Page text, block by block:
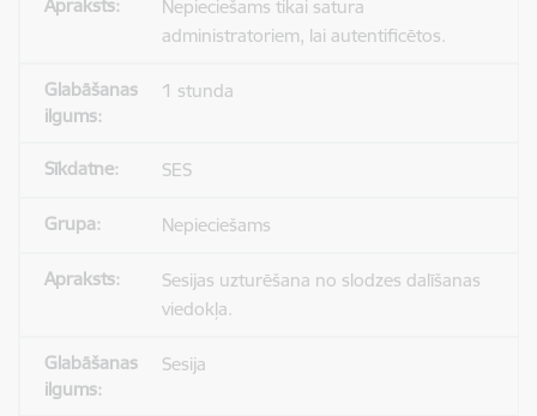
Nepieciešams tikai satura
administratoriem, lai autentificētos.
1 stunda
SES
Nepieciešams
Sesijas uzturēšana no slodzes dalīšanas
viedokļa.
Sesija